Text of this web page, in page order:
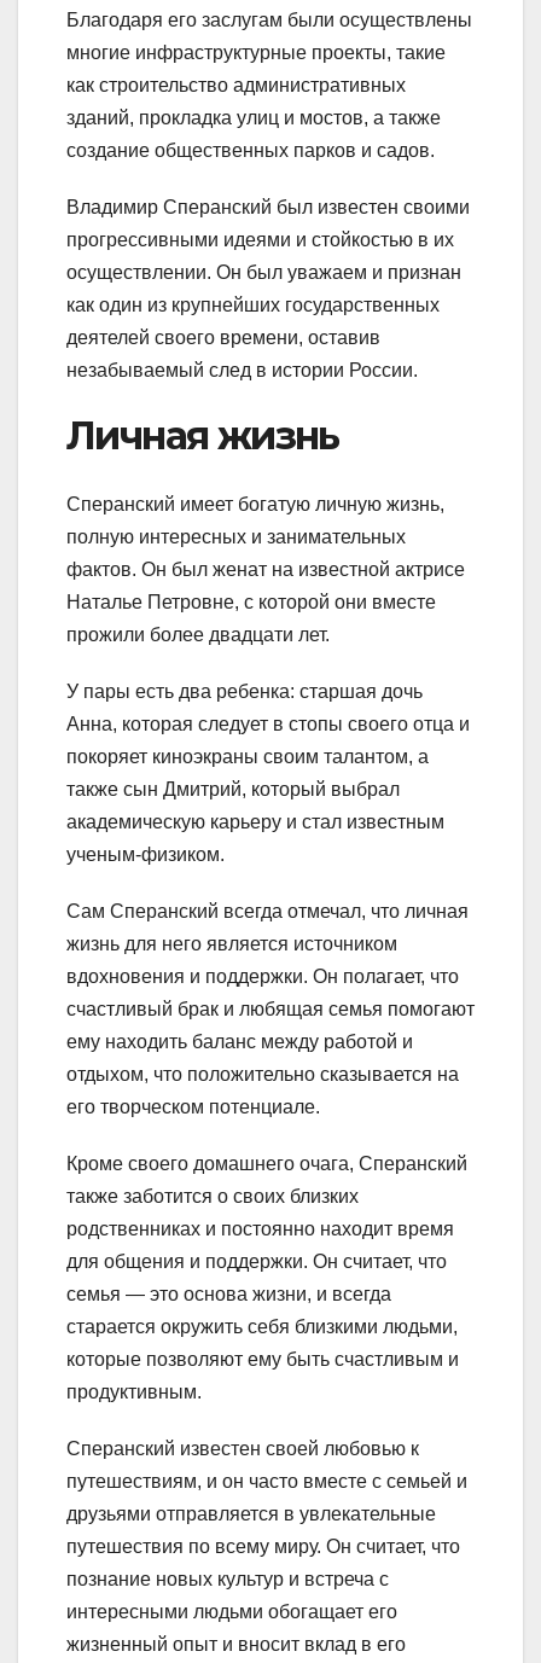
Благодаря его заслугам были осуществлены
многие инфраструктурные проекты, такие
как строительство административных
зданий, прокладка улиц и мостов, а также
создание общественных парков и садов.
Владимир Сперанский был известен своими
прогрессивными идеями и стойкостью в их
осуществлении. Он был уважаем и признан
как один из крупнейших государственных
деятелей своего времени, оставив
незабываемый след в истории России.
Личная жизнь
Сперанский имеет богатую личную жизнь,
полную интересных и занимательных
фактов. Он был женат на известной актрисе
Наталье Петровне, с которой они вместе
прожили более двадцати лет.
У пары есть два ребенка: старшая дочь
Анна, которая следует в стопы своего отца и
покоряет киноэкраны своим талантом, а
также сын Дмитрий, который выбрал
академическую карьеру и стал известным
ученым-физиком.
Сам Сперанский всегда отмечал, что личная
жизнь для него является источником
вдохновения и поддержки. Он полагает, что
счастливый брак и любящая семья помогают
ему находить баланс между работой и
отдыхом, что положительно сказывается на
его творческом потенциале.
Кроме своего домашнего очага, Сперанский
также заботится о своих близких
родственниках и постоянно находит время
для общения и поддержки. Он считает, что
семья — это основа жизни, и всегда
старается окружить себя близкими людьми,
которые позволяют ему быть счастливым и
продуктивным.
Сперанский известен своей любовью к
путешествиям, и он часто вместе с семьей и
друзьями отправляется в увлекательные
путешествия по всему миру. Он считает, что
познание новых культур и встреча с
интересными людьми обогащает его
жизненный опыт и вносит вклад в его